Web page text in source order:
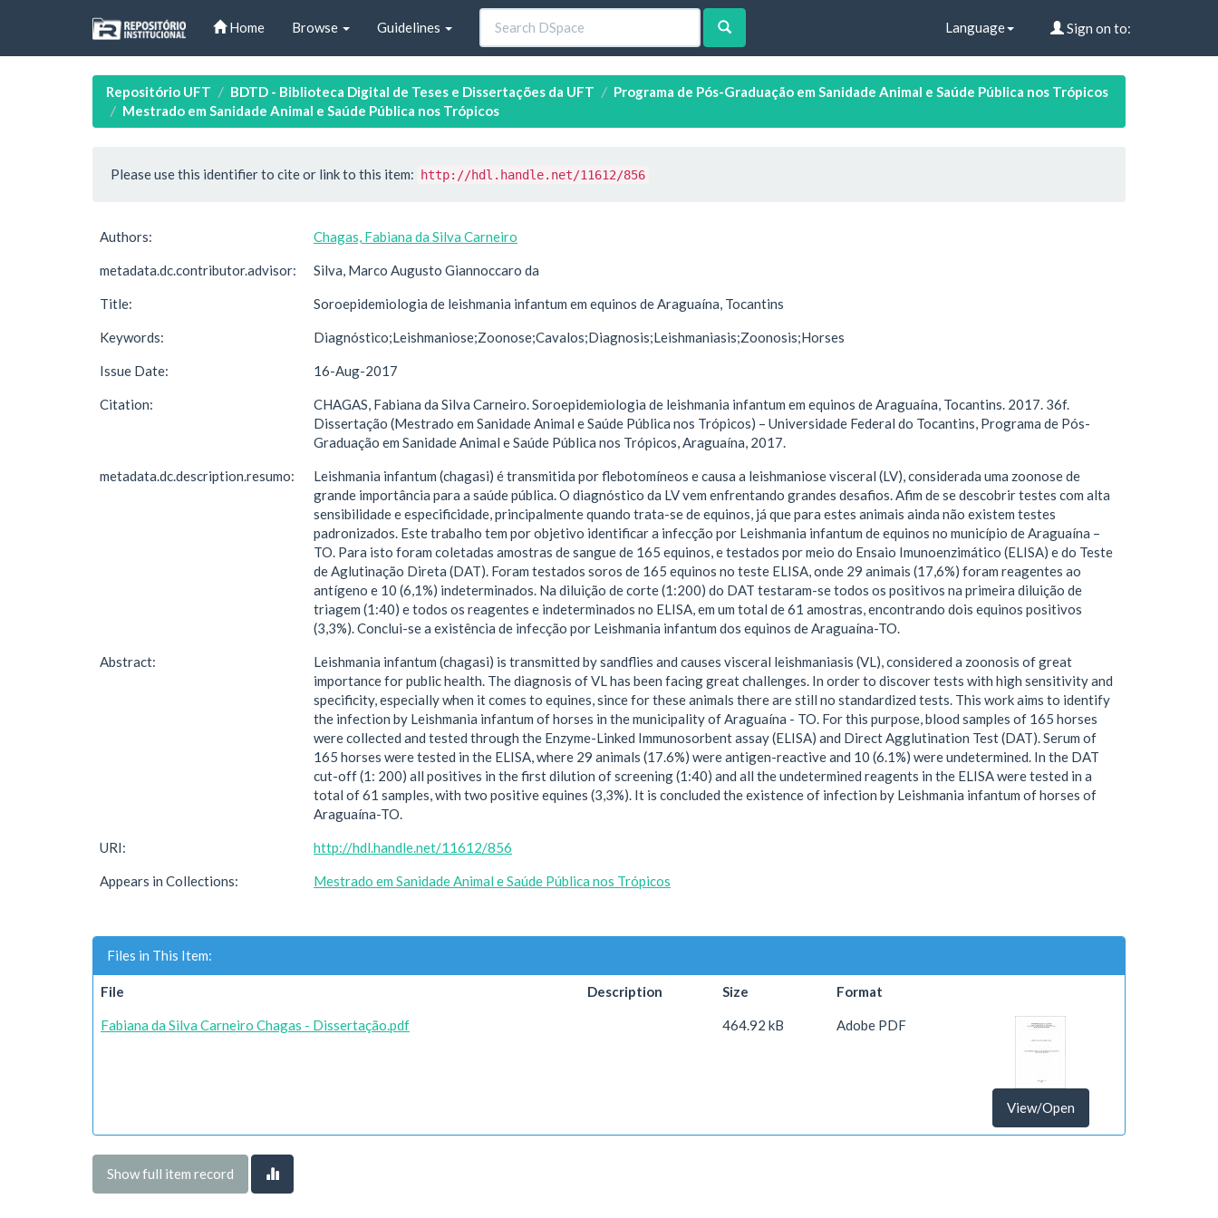
Home Browse Guidelines Language Sign on to:
Repositório UFT BDTD - Biblioteca Digital de Teses e Dissertações da UFT
Programa de Pós-Graduação em Sanidade Animal e Saúde Pública nos Trópicos
Mestrado em Sanidade Animal e Saúde Pública nos Trópicos
Please use this identifier to cite or link to this item: http://hdl.handle.net/11612/856
Authors: Chagas, Fabiana da Silva Carneiro
metadata.dc.contributor.advisor: Silva, Marco Augusto Giannoccaro da
Title: Soroepidemiologia de leishmania infantum em equinos de Araguaína, Tocantins
Keywords: Diagnóstico;Leishmaniose;Zoonose;Cavalos;Diagnosis;Leishmaniasis;Zoonosis;Horses
Issue Date: 16-Aug-2017
Citation:
CHAGAS, Fabiana da Silva Carneiro. Soroepidemiologia de leishmania infantum em equinos de Araguaína, Tocantins. 2017. 36f.
Dissertação (Mestrado em Sanidade Animal e Saúde Pública nos Trópicos) – Universidade Federal do Tocantins, Programa de Pós-
Graduação em Sanidade Animal e Saúde Pública nos Trópicos, Araguaína, 2017.
metadata.dc.description.resumo:
Leishmania infantum (chagasi) é transmitida por flebotomíneos e causa a leishmaniose visceral (LV), considerada uma zoonose de
grande importância para a saúde pública. O diagnóstico da LV vem enfrentando grandes desafios. Afim de se descobrir testes com alta
sensibilidade e especificidade, principalmente quando trata-se de equinos, já que para estes animais ainda não existem testes
padronizados. Este trabalho tem por objetivo identificar a infecção por Leishmania infantum de equinos no município de Araguaína –
TO. Para isto foram coletadas amostras de sangue de 165 equinos, e testados por meio do Ensaio Imunoenzimático (ELISA) e do Teste
de Aglutinação Direta (DAT). Foram testados soros de 165 equinos no teste ELISA, onde 29 animais (17,6%) foram reagentes ao
antígeno e 10 (6,1%) indeterminados. Na diluição de corte (1:200) do DAT testaram-se todos os positivos na primeira diluição de
triagem (1:40) e todos os reagentes e indeterminados no ELISA, em um total de 61 amostras, encontrando dois equinos positivos
(3,3%). Conclui-se a existência de infecção por Leishmania infantum dos equinos de Araguaína-TO.
Abstract:
Leishmania infantum (chagasi) is transmitted by sandflies and causes visceral leishmaniasis (VL), considered a zoonosis of great
importance for public health. The diagnosis of VL has been facing great challenges. In order to discover tests with high sensitivity and
specificity, especially when it comes to equines, since for these animals there are still no standardized tests. This work aims to identify
the infection by Leishmania infantum of horses in the municipality of Araguaína - TO. For this purpose, blood samples of 165 horses
were collected and tested through the Enzyme-Linked Immunosorbent assay (ELISA) and Direct Agglutination Test (DAT). Serum of
165 horses were tested in the ELISA, where 29 animals (17.6%) were antigen-reactive and 10 (6.1%) were undetermined. In the DAT
cut-off (1: 200) all positives in the first dilution of screening (1:40) and all the undetermined reagents in the ELISA were tested in a
total of 61 samples, with two positive equines (3,3%). It is concluded the existence of infection by Leishmania infantum of horses of
Araguaína-TO.
URI: http://hdl.handle.net/11612/856
Appears in Collections: Mestrado em Sanidade Animal e Saúde Pública nos Trópicos
Files in This Item:
File Description Size Format
Fabiana da Silva Carneiro Chagas - Dissertação.pdf 464.92 kB Adobe PDF
View/Open
Show full item record